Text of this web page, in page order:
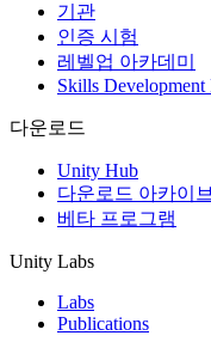
XR 게임
여러 플랫폼에서 XR 게
멀티플레이어 게임
멀티플레이어 게임 개
기관
인증 시험
레벨업 아카데미
Skills Development
다운로드
Unity Hub
다운로드 아카이브
베타 프로그램
Unity Labs
Labs
Publications